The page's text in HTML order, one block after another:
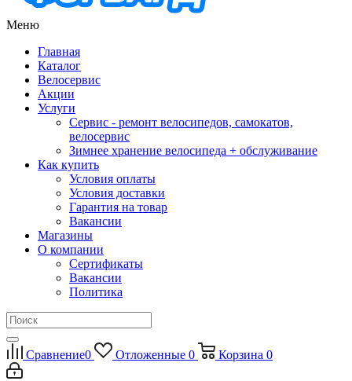
Меню
Главная
Каталог
Велосервис
Акции
Услуги
Сервис - ремонт велосипедов, самокатов,
велосервис
Зимнее хранение велосипеда + обслуживание
Как купить
Условия оплаты
Условия доставки
Гарантия на товар
Вакансии
Магазины
О компании
Сертификаты
Вакансии
Политика
Сравнение0 Отложенные 0 Корзина 0